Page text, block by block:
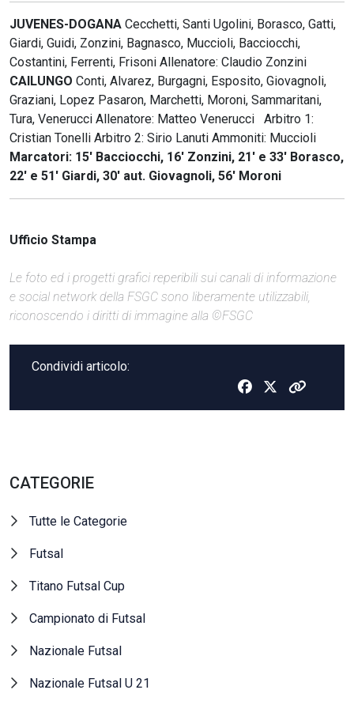
JUVENES-DOGANA Cecchetti, Santi Ugolini, Borasco, Gatti,
Giardi, Guidi, Zonzini, Bagnasco, Muccioli, Bacciocchi,
Costantini, Ferrenti, Frisoni Allenatore: Claudio Zonzini
CAILUNGO Conti, Alvarez, Burgagni, Esposito, Giovagnoli,
Graziani, Lopez Pasaron, Marchetti, Moroni, Sammaritani,
Tura, Venerucci Allenatore: Matteo Venerucci Arbitro 1:
Cristian Tonelli Arbitro 2: Sirio Lanuti Ammoniti: Muccioli
Marcatori: 15' Bacciocchi, 16' Zonzini, 21' e 33' Borasco,
22' e 51' Giardi, 30' aut. Giovagnoli, 56' Moroni
Ufficio Stampa
Le foto ed i progetti grafici reperibili sui canali di informazione
e social network della FSGC sono liberamente utilizzabili,
riconoscendo i diritti di immagine alla ©FSGC
Condividi articolo:
CATEGORIE
Tutte le Categorie
Futsal
Titano Futsal Cup
Campionato di Futsal
Nazionale Futsal
Nazionale Futsal U 21